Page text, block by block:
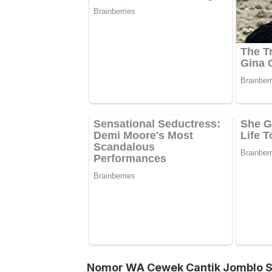
Nomor WA Cewek Cantik Jomblo